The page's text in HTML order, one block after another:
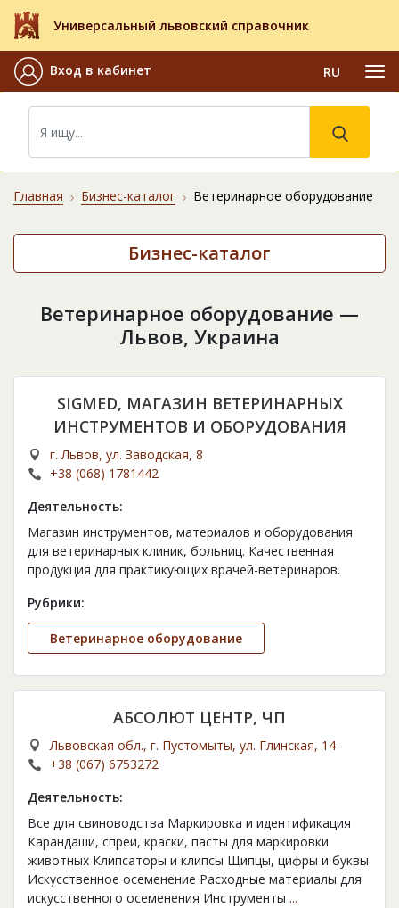
Универсальный львовский справочник
Вход в кабинет RU
Главная Бизнес-каталог Ветеринарное оборудование
Бизнес-каталог
Ветеринарное оборудование —
Львов, Украина
SIGMED, МАГАЗИН ВЕТЕРИНАРНЫХ
ИНСТРУМЕНТОВ И ОБОРУДОВАНИЯ
г. Львов, ул. Заводская, 8
+38 (068) 1781442
Деятельность:
Магазин инструментов, материалов и оборудования
для ветеринарных клиник, больниц. Качественная
продукция для практикующих врачей-ветеринаров.
Рубрики:
Ветеринарное оборудование
АБСОЛЮТ ЦЕНТР, ЧП
Львовская обл., г. Пустомыты, ул. Глинская, 14
+38 (067) 6753272
Деятельность:
Все для свиноводства Маркировка и идентификация
Карандаши, спреи, краски, пасты для маркировки
животных Клипсаторы и клипсы Щипцы, цифры и буквы
Искусственное осеменение Расходные материалы для
искусственного осеменения Инструменты ...